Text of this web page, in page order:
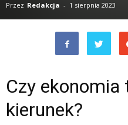
Przez Redakcja - 1 sierpnia 2023
Czy ekonomia
kierunek?